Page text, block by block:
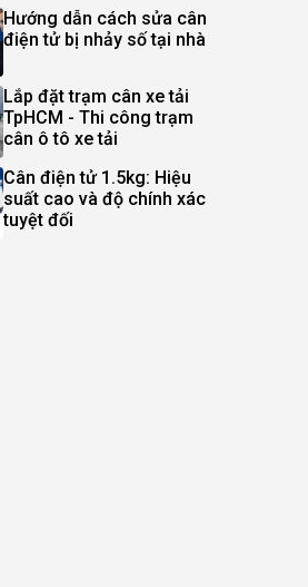
Hướng dẫn cách sửa cân
điện tử bị nhảy số tại nhà
Lắp đặt trạm cân xe tải
TpHCM - Thi công trạm
cân ô tô xe tải
Cân điện tử 1.5kg: Hiệu
suất cao và độ chính xác
tuyệt đối